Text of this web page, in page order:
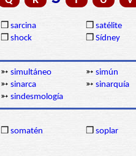
❒ sarcina ❒ satélite
❒ shock ❒ Sídney
➳ simultáneo ➳ simún
➳ sinarca ➳ sinarquía
➳ sindesmología
❒ somatén ❒ soplar